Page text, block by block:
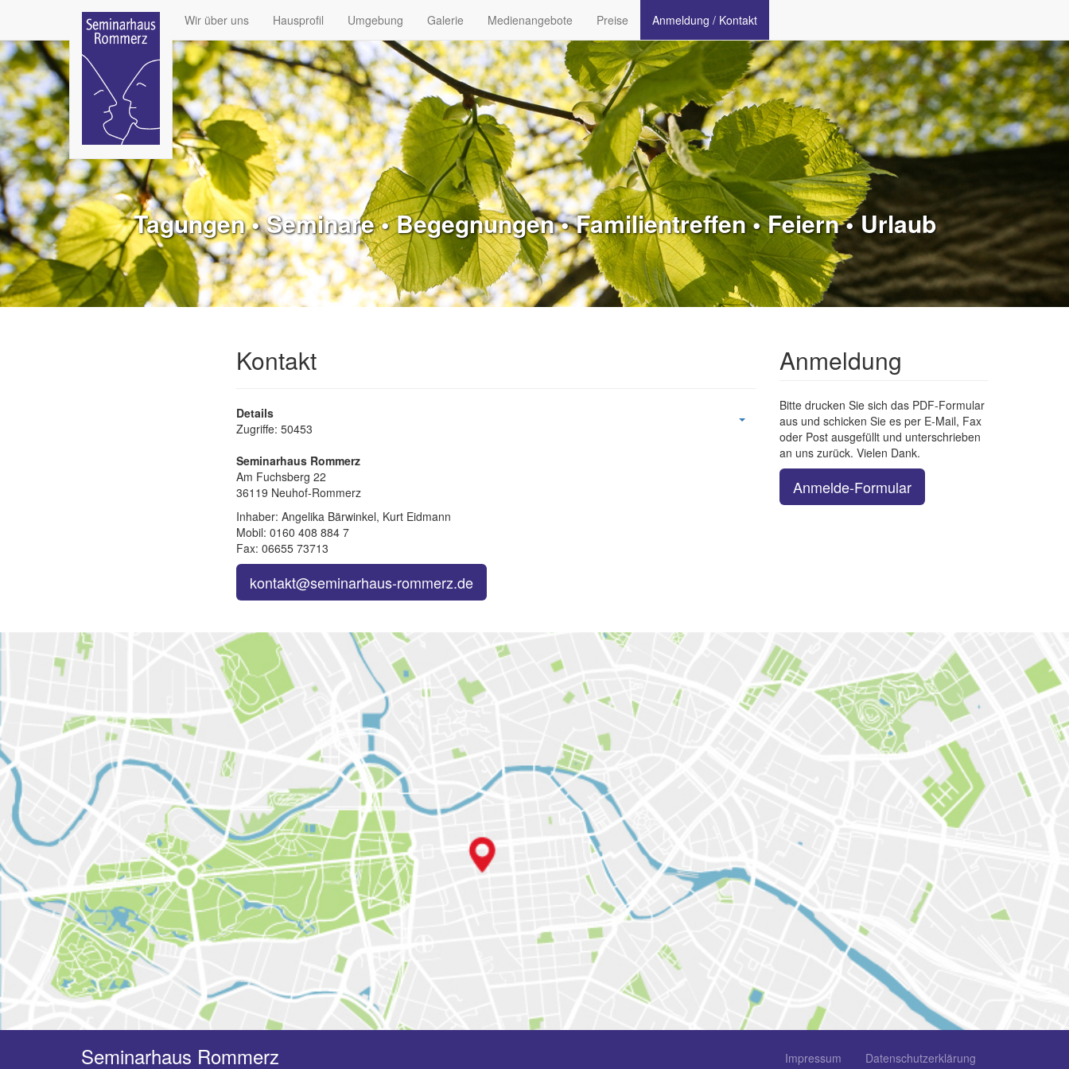
Wir über uns Hausprofil Umgebung Galerie Medienangebote Preise Anmeldung / Kontakt
Tagungen • Seminare • Begegnungen • Familientreffen • Feiern • Urlaub
Kontakt
Details
Zugriffe: 50453
Seminarhaus Rommerz
Am Fuchsberg 22
36119 Neuhof-Rommerz
Inhaber: Angelika Bärwinkel, Kurt Eidmann
Mobil: 0160 408 884 7
Fax: 06655 73713
kontakt@seminarhaus-rommerz.de
Anmeldung
Bitte drucken Sie sich das PDF-Formular
aus und schicken Sie es per E-Mail, Fax
oder Post ausgefüllt und unterschrieben
an uns zurück. Vielen Dank.
Anmelde-Formular
Seminarhaus Rommerz Impressum Datenschutzerklärung